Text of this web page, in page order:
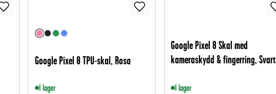
Google Pixel 8 TPU-skal, Rosa
I lager
Google Pixel 8 Skal med
kameraskydd & fingerring, Svart
I lager